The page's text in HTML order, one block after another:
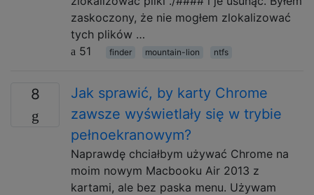
zaskoczony, że nie mogłem zlokalizować
tych plików …
51
finder mountain-lion ntfs
8
Jak sprawić, by karty Chrome
zawsze wyświetlały się w trybie
pełnoekranowym?
Naprawdę chciałbym używać Chrome na
moim nowym Macbooku Air 2013 z
kartami, ale bez paska menu. Używam